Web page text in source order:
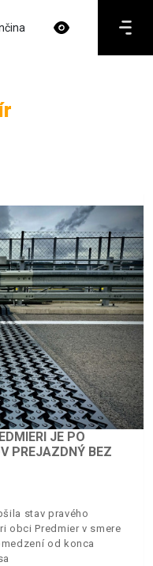
JE PO
PREJAZDNÝ BEZ
stav pravého
obci Predmier v smere
od konca